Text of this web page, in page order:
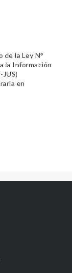
la Ley N°
la Información
JUS)
en